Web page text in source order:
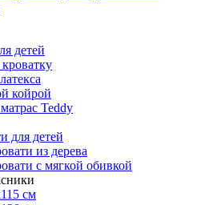
детей
койрой
Teddy
для детей
из дерева
с мягкой обивкой
см